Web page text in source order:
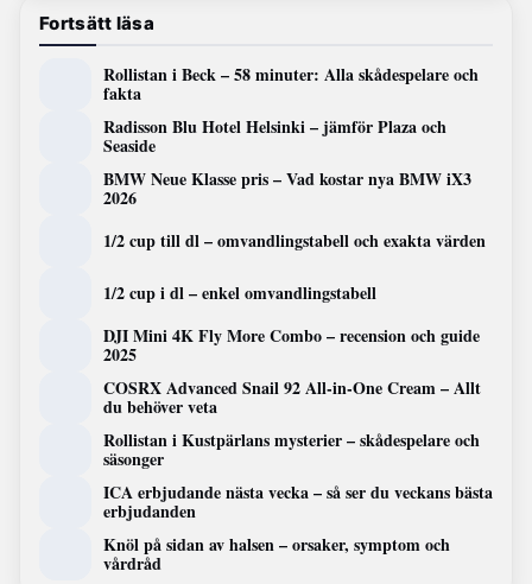
Fortsätt läsa
Rollistan i Beck – 58 minuter: Alla skådespelare och
fakta
Radisson Blu Hotel Helsinki – jämför Plaza och
Seaside
BMW Neue Klasse pris – Vad kostar nya BMW iX3
2026
1/2 cup till dl – omvandlingstabell och exakta värden
1/2 cup i dl – enkel omvandlingstabell
DJI Mini 4K Fly More Combo – recension och guide
2025
COSRX Advanced Snail 92 All-in-One Cream – Allt
du behöver veta
Rollistan i Kustpärlans mysterier – skådespelare och
säsonger
ICA erbjudande nästa vecka – så ser du veckans bästa
erbjudanden
Knöl på sidan av halsen – orsaker, symptom och
vårdråd